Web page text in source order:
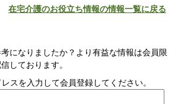
在宅介護のお役立ち情報の情報一覧に戻る
になりましたか？より有益な情報は会員限
しております。
スを入力して会員登録してください。